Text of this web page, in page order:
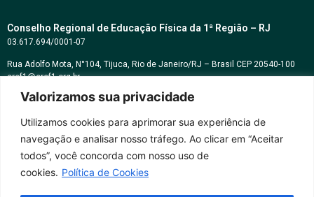
Valorizamos sua privacidade
Utilizamos cookies para aprimorar sua experiência de
navegação e analisar nosso tráfego. Ao clicar em “Aceitar
todos”, você concorda com nosso uso de
cookies. Política de Cookies
Conselho Regional de Educação Física da 1ª Região – RJ
03.617.694/0001-07
Rua Adolfo Mota, N°104, Tijuca, Rio de Janeiro/RJ – Brasil CEP 20540-100
cref1@cref1.org.br
Assessoria de comunicação:
Horários de atendimento:
Whatsapp: (21) 2569-2398